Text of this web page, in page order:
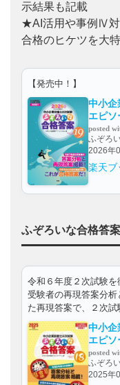
示結果も記載
★AI活用や事例Ⅳ対
合格のヒケツを大特
【発売中！】
中小企
エピソ
posted
ふぞろ
2026年
楽天ブ
ふぞろいな合格答
令和６年度２次試験を
受験者の再現答案分
た再現答案で、２次試
中小企
エピソ
posted
ふぞろ
2025年